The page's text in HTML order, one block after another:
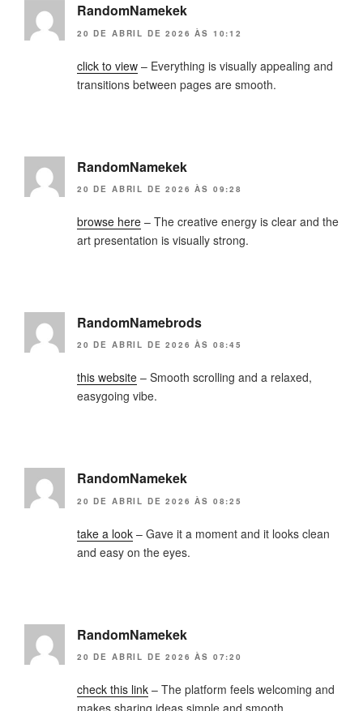
RandomNamekek
20 DE ABRIL DE 2026 ÀS 10:12
click to view – Everything is visually appealing and
transitions between pages are smooth.
RandomNamekek
20 DE ABRIL DE 2026 ÀS 09:28
browse here – The creative energy is clear and the
art presentation is visually strong.
RandomNamebrods
20 DE ABRIL DE 2026 ÀS 08:45
this website – Smooth scrolling and a relaxed,
easygoing vibe.
RandomNamekek
20 DE ABRIL DE 2026 ÀS 08:25
take a look – Gave it a moment and it looks clean
and easy on the eyes.
RandomNamekek
20 DE ABRIL DE 2026 ÀS 07:20
check this link – The platform feels welcoming and